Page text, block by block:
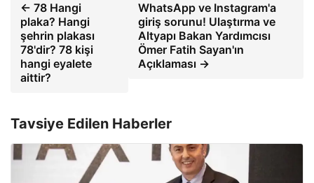
← 78 Hangi
plaka? Hangi
şehrin plakası
78'dir? 78 kişi
hangi eyalete
aittir?
WhatsApp ve Instagram'a
giriş sorunu! Ulaştırma ve
Altyapı Bakan Yardımcısı
Ömer Fatih Sayan'ın
Açıklaması →
Tavsiye Edilen Haberler